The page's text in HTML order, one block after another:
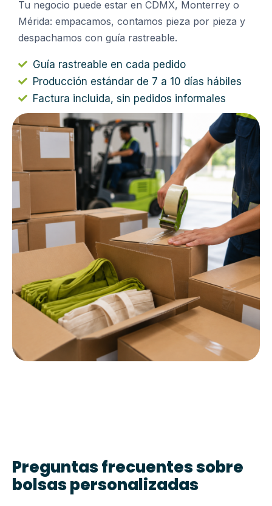
Tu negocio puede estar en CDMX, Monterrey o
Mérida: empacamos, contamos pieza por pieza y
despachamos con guía rastreable.
Guía rastreable en cada pedido
Producción estándar de 7 a 10 días hábiles
Factura incluida, sin pedidos informales
Preguntas frecuentes sobre
bolsas personalizadas